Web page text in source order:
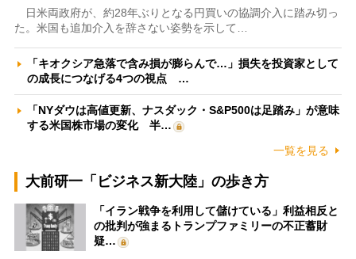
日米両政府が、約28年ぶりとなる円買いの協調介入に踏み切っ
た。米国も追加介入を辞さない姿勢を示して…
「キオクシア急落で含み損が膨らんで…」損失を投資家として
の成長につなげる4つの視点 …
「NYダウは高値更新、ナスダック・S&P500は足踏み」が意味
する米国株市場の変化 半…
一覧を見る
大前研一「ビジネス新大陸」の歩き方
「イラン戦争を利用して儲けている」利益相反と
の批判が強まるトランプファミリーの不正蓄財
疑…